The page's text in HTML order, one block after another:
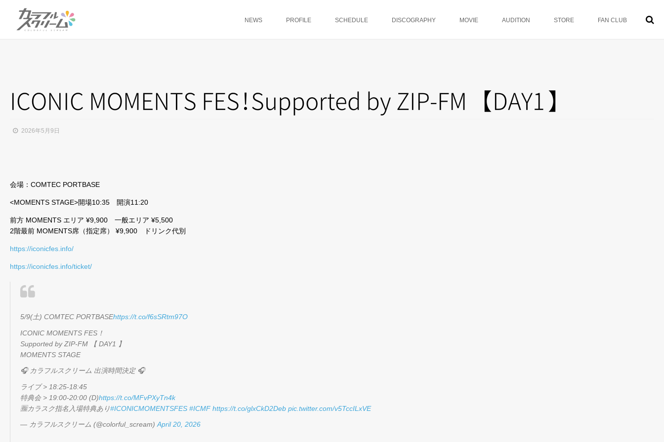
NEWS PROFILE SCHEDULE DISCOGRAPHY MOVIE AUDITION STORE FAN CLUB
ICONIC MOMENTS FES！ Supported by ZIP-FM 【DAY1 】
2026年5月9日
会場：COMTEC PORTBASE
<MOMENTS STAGE>開場10:35 開演11:20
前方 MOMENTS エリア ¥9,900 一般エリア ¥5,500
2階最前 MOMENTS席（指定席） ¥9,900 ドリンク代別
https://iconicfes.info/
https://iconicfes.info/ticket/
5/9(土) COMTEC PORTBASEhttps://t.co/f6sSRtm97O
ICONIC MOMENTS FES！
Supported by ZIP-FM 【 DAY1 】
MOMENTS STAGE
🎧 カラフルスクリーム 出演時間決定 🎧
ライブ > 18:25-18:45
特典会 > 19:00-20:00 (D)https://t.co/MFvPXyTn4k
🈯️カラスク指名入場特典あり#ICONICMOMENTSFES #ICMF https://t.co/glxCkD2Deb pic.twitter.com/v5TccILxVE
— カラフルスクリーム (@colorful_scream) April 20, 2026